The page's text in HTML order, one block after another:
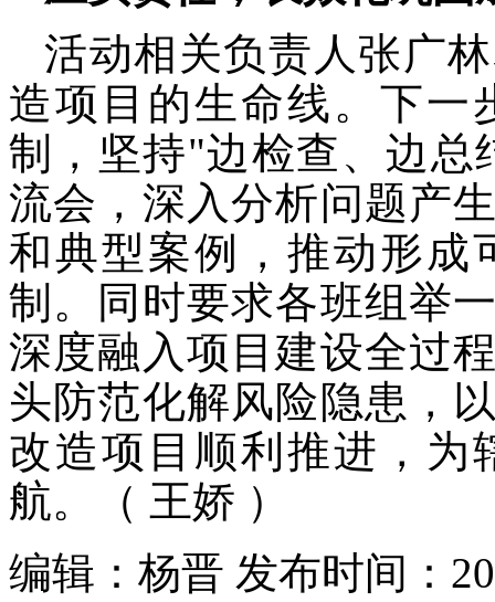
活动相关负责人张广
造项目的生命线。下一
制，坚持"边检查、边总
流会，深入分析问题产
和典型案例，推动形成
制。同时要求各班组举
深度融入项目建设全过
头防范化解风险隐患，
改造项目顺利推进，为
航。（ 王娇 ）
编辑：杨晋 发布时间：